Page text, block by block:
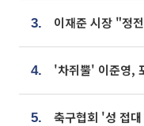
3.
4.
5.